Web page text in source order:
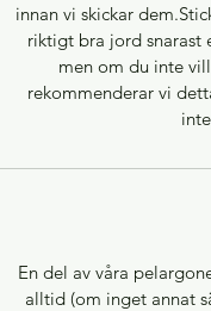
innan vi skickar
riktigt bra jord snarast
men om du inte
rekommenderar vi
En del av våra
alltid (om inget annat